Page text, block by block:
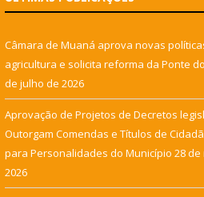
Câmara de Muaná aprova novas
agricultura e solicita reforma da Ponte
de julho de 2026
Aprovação de Projetos de Decretos
Outorgam Comendas e Títulos de
para Personalidades do Município 28 de
2026